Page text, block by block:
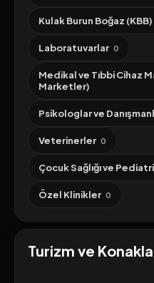
Kulak Burun Boğaz
Laboratuvarlar 0
Medikal ve Tıbbi Cihaz
Marketler)
Psikologlar ve
Veterinerler 0
Çocuk Sağlığı ve
Özel Klinikler 0
Turizm ve